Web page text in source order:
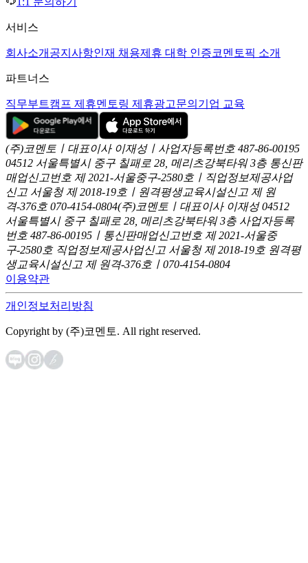
서비스
회사소개 공지사항인재 채용제휴 대학 인증코멘토픽 소개
파트너스
직무부트캠프 제휴멘토링 제휴광고문의 기업 교육
(주)코멘토ㅣ대표이사 이재성ㅣ사업자등록번호 487-86-00195
04512 서울특별시 중구 칠패로 28, 메리츠강북타워 3층 통신판
매업신고번호 제 2021-서울중구-2580호ㅣ직업정보제공사업
신고 서울청 제 2018-19호ㅣ원격평생교육시설신고 제 원
격-376호 070-4154-0804(주)코멘토ㅣ대표이사 이재성 04512
서울특별시 중구 칠패로 28, 메리츠강북타워 3층 사업자등록
번호 487-86-00195ㅣ통신판매업신고번호 제 2021-서울중
구-2580호 직업정보제공사업신고 서울청 제 2018-19호 원격평
생교육시설신고 제 원격-376호ㅣ070-4154-0804
이용약관
개인정보처리방침
Copyright by (주)코멘토. All right reserved.